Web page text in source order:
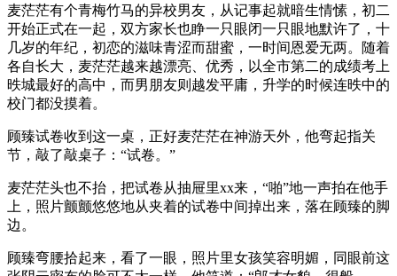
麦茫茫有个青梅竹马的异校男友，从记事起就暗生情愫，初二
开始正式在一起，双方家长也睁一只眼闭一只眼地默许了，十
几岁的年纪，初恋的滋味青涩而甜蜜，一时间恩爱无两。随着
各自长大，麦茫茫越来越漂亮、优秀，以全市第二的成绩考上
昳城最好的高中，而男朋友则越发平庸，升学的时候连昳中的
校门都没摸着。
顾臻试卷收到这一桌，正好麦茫茫在神游天外，他弯起指关
节，敲了敲桌子：“试卷。”
麦茫茫头也不抬，把试卷从抽屉里xx来，“啪”地一声拍在他手
上，照片颤颤悠悠地从夹着的试卷中间掉出来，落在顾臻的脚
边。
顾臻弯腰拾起来，看了一眼，照片里女孩笑容明媚，同眼前这